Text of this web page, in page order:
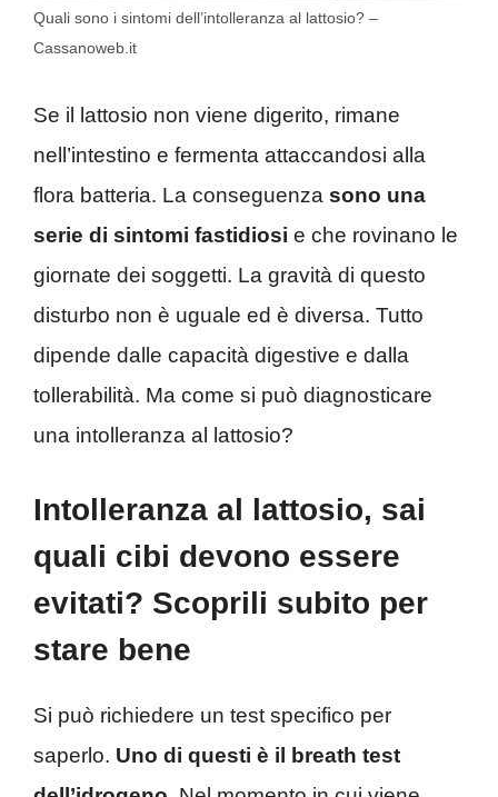
Quali sono i sintomi dell’intolleranza al lattosio? –
Cassanoweb.it
Se il lattosio non viene digerito, rimane
nell’intestino e fermenta attaccandosi alla
flora batteria. La conseguenza sono una
serie di sintomi fastidiosi e che rovinano le
giornate dei soggetti. La gravità di questo
disturbo non è uguale ed è diversa. Tutto
dipende dalle capacità digestive e dalla
tollerabilità. Ma come si può diagnosticare
una intolleranza al lattosio?
Intolleranza al lattosio, sai
quali cibi devono essere
evitati? Scoprili subito per
stare bene
Si può richiedere un test specifico per
saperlo. Uno di questi è il breath test